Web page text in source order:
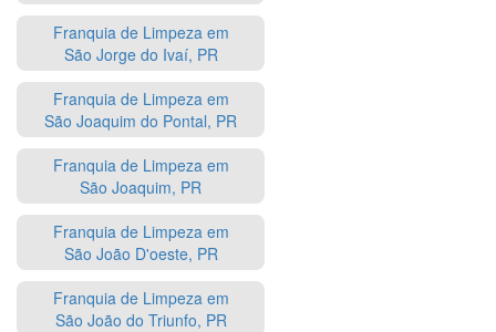
Franquia de Limpeza em
São Jorge do Ivaí, PR
Franquia de Limpeza em
São Joaquim do Pontal, PR
Franquia de Limpeza em
São Joaquim, PR
Franquia de Limpeza em
São João D'oeste, PR
Franquia de Limpeza em
São João do Triunfo, PR